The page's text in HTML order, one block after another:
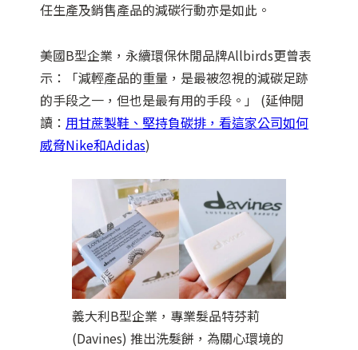
任生產及銷售產品的減碳行動亦是如此。
美國B型企業，永續環保休閒品牌Allbirds更曾表
示：「減輕產品的重量，是最被忽視的減碳足跡
的手段之一，但也是最有用的手段。」 (延伸閱
讀： 用甘蔗製鞋、堅持負碳排，看這家公司如何
威脅Nike和Adidas)
義大利B型企業，專業髮品特芬莉
(Davines) 推出洗髮餅，為關心環境的